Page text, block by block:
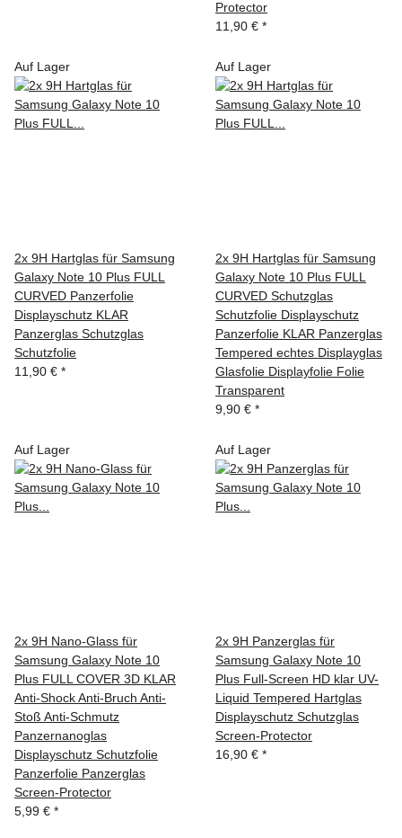
Protector
11,90 € *
Auf Lager
2x 9H Hartglas für Samsung
Galaxy Note 10 Plus FULL
CURVED Panzerfolie
Displayschutz KLAR
Panzerglas Schutzglas
Schutzfolie
11,90 € *
Auf Lager
2x 9H Hartglas für Samsung
Galaxy Note 10 Plus FULL
CURVED Schutzglas
Schutzfolie Displayschutz
Panzerfolie KLAR Panzerglas
Tempered echtes Displayglas
Glasfolie Displayfolie Folie
Transparent
9,90 € *
Auf Lager
2x 9H Nano-Glass für
Samsung Galaxy Note 10
Plus FULL COVER 3D KLAR
Anti-Shock Anti-Bruch Anti-
Stoß Anti-Schmutz
Panzernanoglas
Displayschutz Schutzfolie
Panzerfolie Panzerglas
Screen-Protector
5,99 € *
Auf Lager
2x 9H Panzerglas für
Samsung Galaxy Note 10
Plus Full-Screen HD klar UV-
Liquid Tempered Hartglas
Displayschutz Schutzglas
Screen-Protector
16,90 € *